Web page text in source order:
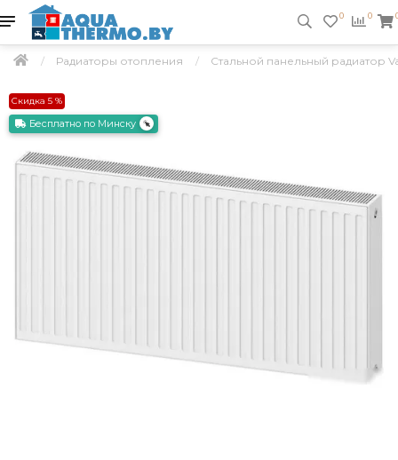
0 0
Радиаторы отопления Стальной панельный радиатор
Скидка 5 %
Бесплатно по Минску